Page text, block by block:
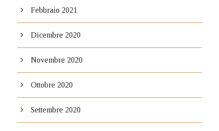
Febbraio 2021
Dicembre 2020
Novembre 2020
Ottobre 2020
Settembre 2020